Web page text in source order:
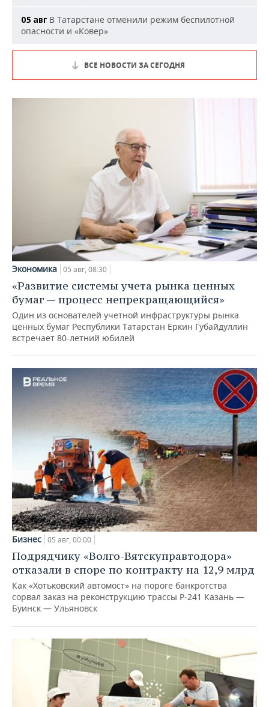
05 авг В Татарстане отменили режим беспилотной
опасности и «Ковер»
ВСЕ НОВОСТИ ЗА СЕГОДНЯ
Экономика 05 авг, 08:30
«Развитие системы учета рынка ценных
бумаг — процесс непрекращающийся»
Один из основателей учетной инфраструктуры рынка
ценных бумаг Республики Татарстан Еркин Губайдуллин
встречает 80-летний юбилей
Бизнес 05 авг, 00:00
Подрядчику «Волго-Вятскуправтодора»
отказали в споре по контракту на 12,9 млрд
Как «Хотьковский автомост» на пороге банкротства
сорвал заказ на реконструкцию трассы Р‑241 Казань —
Буинск — Ульяновск